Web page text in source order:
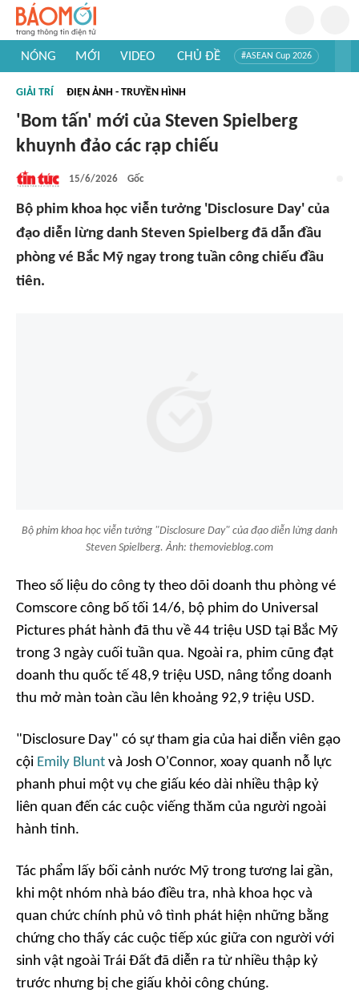
NÓNG MỚI VIDEO CHỦ ĐỀ #ASEAN Cup 2026
#Khám phá thế giới
GIẢI TRÍ ĐIỆN ẢNH - TRUYỀN HÌNH
'Bom tấn' mới của Steven Spielberg
khuynh đảo các rạp chiếu
15/6/2026 Gốc
Bộ phim khoa học viễn tưởng 'Disclosure Day' của
đạo diễn lừng danh Steven Spielberg đã dẫn đầu
phòng vé Bắc Mỹ ngay trong tuần công chiếu đầu
tiên.
Bộ phim khoa học viễn tưởng "Disclosure Day" của đạo diễn lừng danh
Steven Spielberg. Ảnh: themovieblog.com
Theo số liệu do công ty theo dõi doanh thu phòng vé
Comscore công bố tối 14/6, bộ phim do Universal
Pictures phát hành đã thu về 44 triệu USD tại Bắc Mỹ
trong 3 ngày cuối tuần qua. Ngoài ra, phim cũng đạt
doanh thu quốc tế 48,9 triệu USD, nâng tổng doanh
thu mở màn toàn cầu lên khoảng 92,9 triệu USD.
"Disclosure Day" có sự tham gia của hai diễn viên gạo
cội Emily Blunt và Josh O'Connor, xoay quanh nỗ lực
phanh phui một vụ che giấu kéo dài nhiều thập kỷ
liên quan đến các cuộc viếng thăm của người ngoài
hành tinh.
Tác phẩm lấy bối cảnh nước Mỹ trong tương lai gần,
khi một nhóm nhà báo điều tra, nhà khoa học và
quan chức chính phủ vô tình phát hiện những bằng
chứng cho thấy các cuộc tiếp xúc giữa con người với
sinh vật ngoài Trái Đất đã diễn ra từ nhiều thập kỷ
trước nhưng bị che giấu khỏi công chúng.